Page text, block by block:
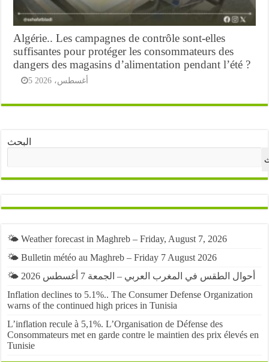
Algérie.. Les campagnes de contrôle sont-elles
suffisantes pour protéger les consommateurs des
dangers des magasins d’alimentation pendant l’été ?
5 أغسطس، 2026
البحث
🌤️ Weather forecast in Maghreb – Friday, August 7, 2026
🌤️ Bulletin météo au Maghreb – Friday 7 August 2026
🌤️ أحوال الطقس في المغرب العربي – الجمعة 7 أغسطس 2026
Inflation declines to 5.1%.. The Consumer Defense Organization
warns of the continued high prices in Tunisia
L’inflation recule à 5,1%. L’Organisation de Défense des
Consommateurs met en garde contre le maintien des prix élevés en
Tunisie